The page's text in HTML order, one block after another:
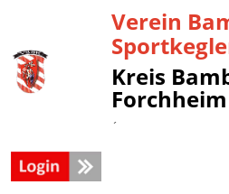
Verein
Kreis
Forchheim
´